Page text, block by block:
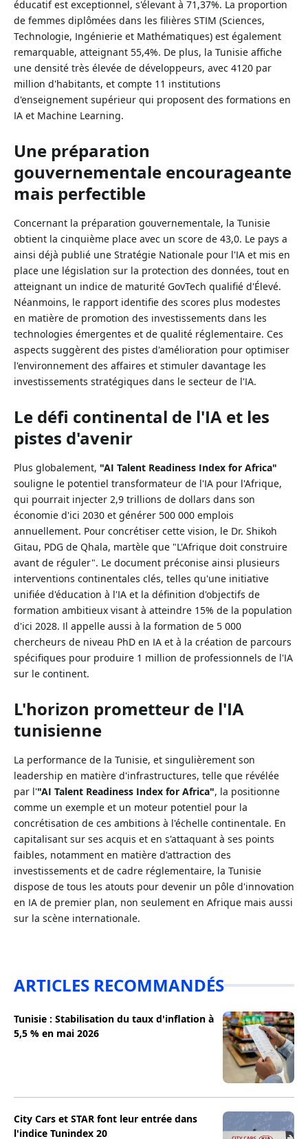
éducatif est exceptionnel, s'élevant à 71,37%. La proportion
de femmes diplômées dans les filières STIM (Sciences,
Technologie, Ingénierie et Mathématiques) est également
remarquable, atteignant 55,4%. De plus, la Tunisie affiche
une densité très élevée de développeurs, avec 4120 par
million d'habitants, et compte 11 institutions
d'enseignement supérieur qui proposent des formations en
IA et Machine Learning.
Une préparation
gouvernementale encourageante
mais perfectible
Concernant la préparation gouvernementale, la Tunisie
obtient la cinquième place avec un score de 43,0. Le pays a
ainsi déjà publié une Stratégie Nationale pour l'IA et mis en
place une législation sur la protection des données, tout en
atteignant un indice de maturité GovTech qualifié d'Élevé.
Néanmoins, le rapport identifie des scores plus modestes
en matière de promotion des investissements dans les
technologies émergentes et de qualité réglementaire. Ces
aspects suggèrent des pistes d'amélioration pour optimiser
l'environnement des affaires et stimuler davantage les
investissements stratégiques dans le secteur de l'IA.
Le défi continental de l'IA et les
pistes d'avenir
Plus globalement, "AI Talent Readiness Index for Africa"
souligne le potentiel transformateur de l'IA pour l'Afrique,
qui pourrait injecter 2,9 trillions de dollars dans son
économie d'ici 2030 et générer 500 000 emplois
annuellement. Pour concrétiser cette vision, le Dr. Shikoh
Gitau, PDG de Qhala, martèle que "L'Afrique doit construire
avant de réguler". Le document préconise ainsi plusieurs
interventions continentales clés, telles qu'une initiative
unifiée d'éducation à l'IA et la définition d'objectifs de
formation ambitieux visant à atteindre 15% de la population
d'ici 2028. Il appelle aussi à la formation de 5 000
chercheurs de niveau PhD en IA et à la création de parcours
spécifiques pour produire 1 million de professionnels de l'IA
sur le continent.
L'horizon prometteur de l'IA
tunisienne
La performance de la Tunisie, et singulièrement son
leadership en matière d'infrastructures, telle que révélée
par l'"AI Talent Readiness Index for Africa", la positionne
comme un exemple et un moteur potentiel pour la
concrétisation de ces ambitions à l'échelle continentale. En
capitalisant sur ses acquis et en s'attaquant à ses points
faibles, notamment en matière d'attraction des
investissements et de cadre réglementaire, la Tunisie
dispose de tous les atouts pour devenir un pôle d'innovation
en IA de premier plan, non seulement en Afrique mais aussi
sur la scène internationale.
ARTICLES RECOMMANDÉS
Tunisie : Stabilisation du taux d'inflation à
5,5 % en mai 2026
City Cars et STAR font leur entrée dans
l'indice Tunindex 20